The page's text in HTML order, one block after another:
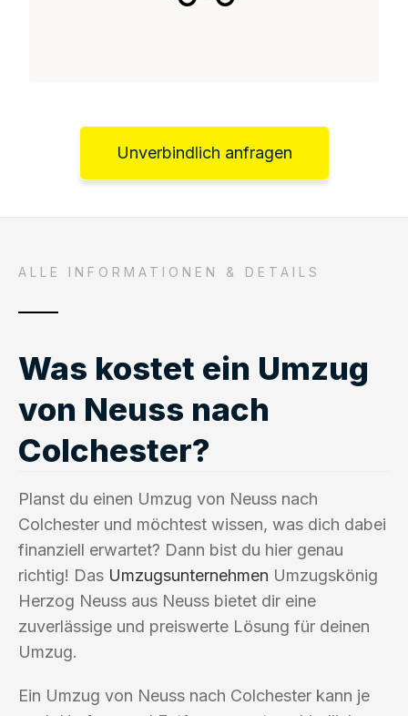
Unverbindlich anfragen
ALLE INFORMATIONEN & DETAILS
Was kostet ein Umzug
von Neuss nach
Colchester?
Planst du einen Umzug von Neuss nach
Colchester und möchtest wissen, was dich dabei
finanziell erwartet? Dann bist du hier genau
richtig! Das Umzugsunternehmen Umzugskönig
Herzog Neuss aus Neuss bietet dir eine
zuverlässige und preiswerte Lösung für deinen
Umzug.
Ein Umzug von Neuss nach Colchester kann je